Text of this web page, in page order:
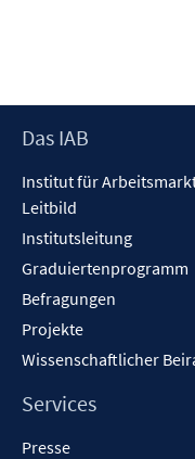
Footer
Das IAB
Institut für
Leitbild
Institutsleitung
Graduiertenprogramm
Befragungen
Projekte
Wissenschaftlicher
Services
Presse